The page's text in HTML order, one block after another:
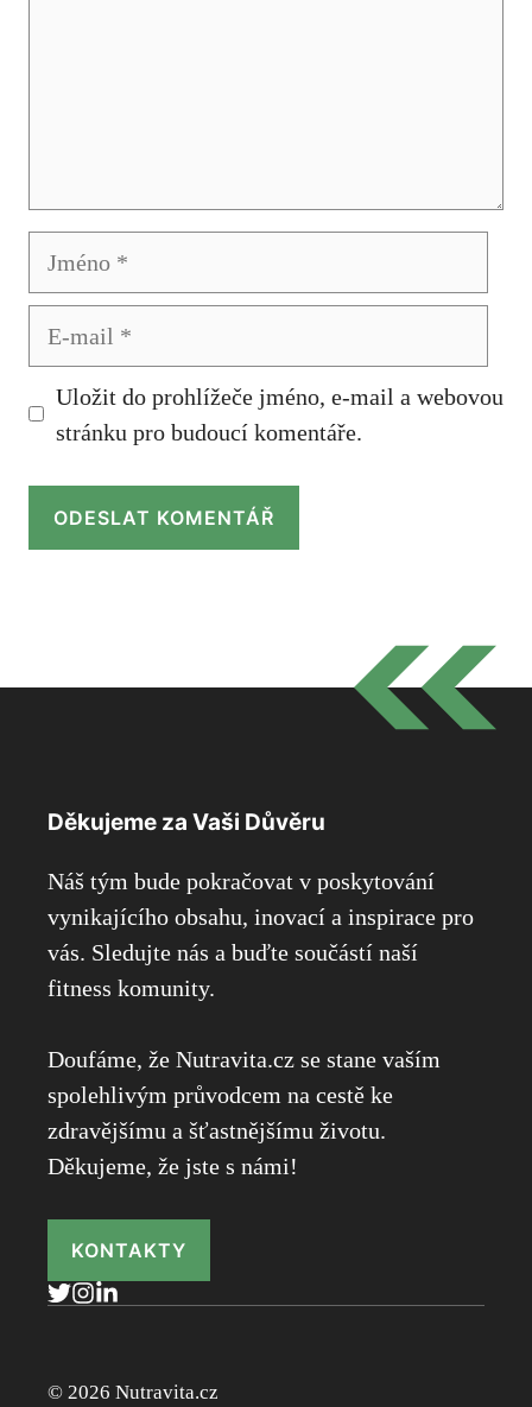
Jméno
Uložit do prohlížeče jméno, e-mail a webovou
stránku pro budoucí komentáře.
Děkujeme za Vaši Důvěru
Náš tým bude pokračovat v poskytování
vynikajícího obsahu, inovací a inspirace pro
vás. Sledujte nás a buďte součástí naší
fitness komunity.
Doufáme, že Nutravita.cz se stane vaším
spolehlivým průvodcem na cestě ke
zdravějšímu a šťastnějšímu životu.
Děkujeme, že jste s námi!
KONTAKTY
© 2026 Nutravita.cz